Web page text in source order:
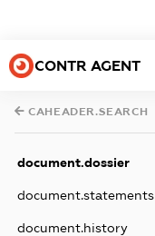
CONTR AGENT
CAHEADER.SEARCH
document.dossier
document.statements
document.history